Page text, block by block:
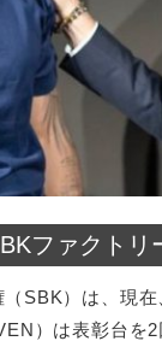
ファクトリ
SBK）は、現
）は表彰台